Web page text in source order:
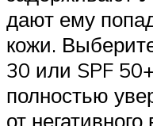
дают ему
кожи.
30 или SPF
полностью
от